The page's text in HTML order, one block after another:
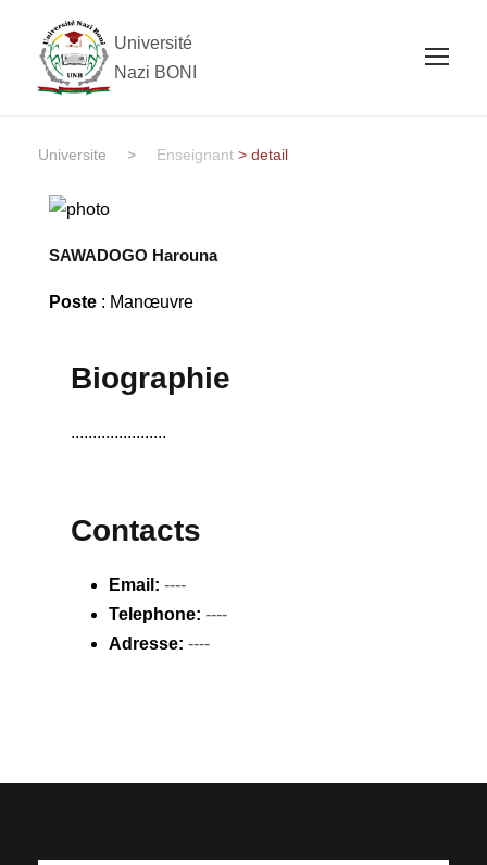
Université
Nazi BONI
Universite > Enseignant > detail
SAWADOGO Harouna
Poste: Manœuvre
Biographie
......................
Contacts
Email: ----
Telephone: ----
Adresse: ----